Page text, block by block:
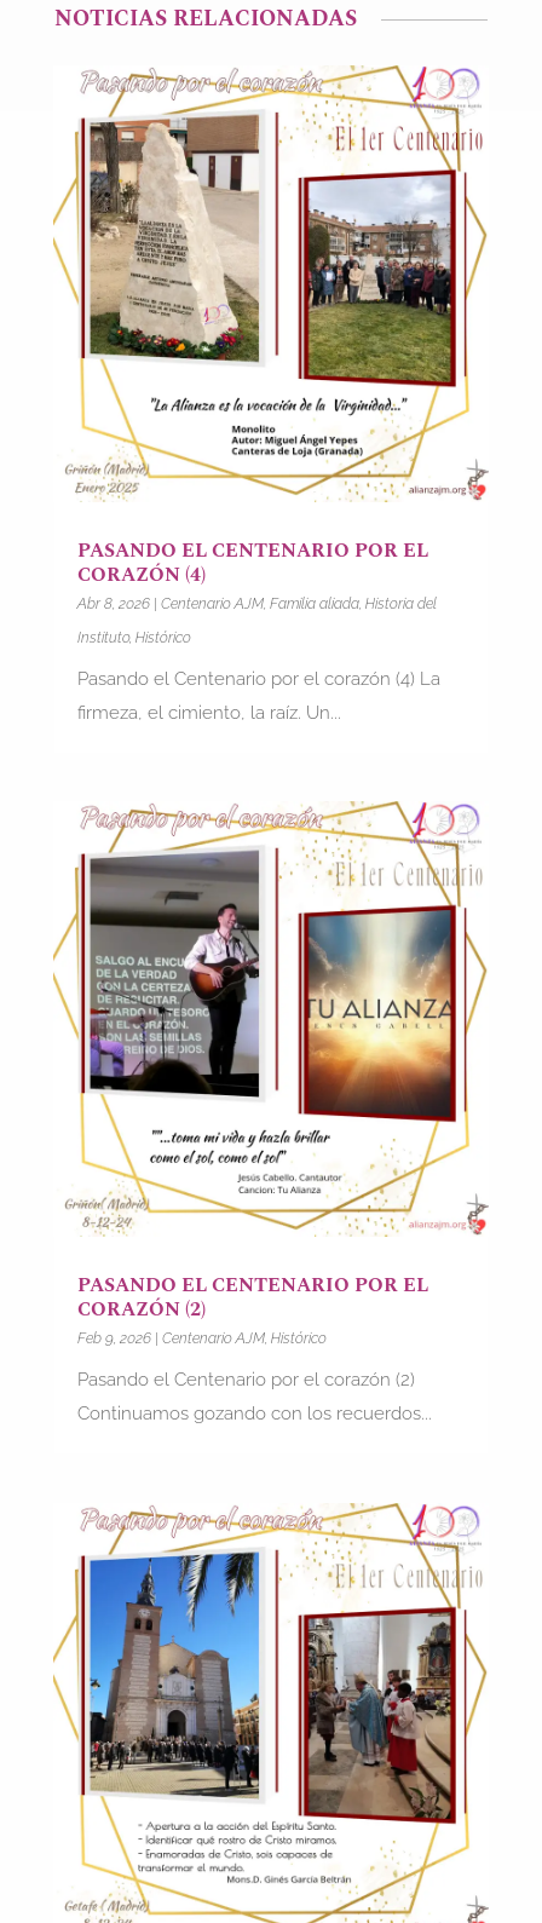
NOTICIAS RELACIONADAS
PASANDO EL CENTENARIO POR EL
CORAZÓN (4)
Abr 8, 2026| Centenario AJM, Familia aliada, Historia del
Instituto, Histórico
Pasando el Centenario por el corazón (4) La
firmeza, el cimiento, la raíz. Un...
PASANDO EL CENTENARIO POR EL
CORAZÓN (2)
Feb 9, 2026| Centenario AJM, Histórico
Pasando el Centenario por el corazón (2)
Continuamos gozando con los recuerdos...